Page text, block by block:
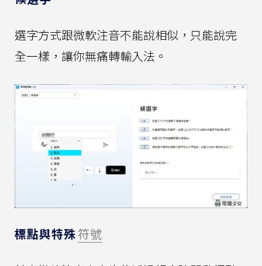
選字方式跟微軟注音不能說相似，只能說完
全一樣，讓你無痛轉輸入法。
標點與特殊符號